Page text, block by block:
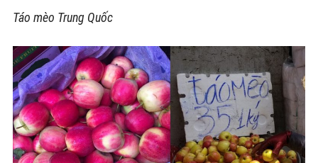
Táo mèo Trung Quốc